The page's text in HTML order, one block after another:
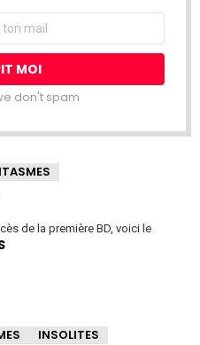
don't spam
de la première BD, voici le
INSOLITES